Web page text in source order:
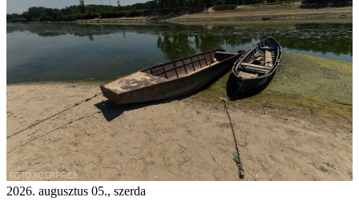
2026. augusztus 05., szerda